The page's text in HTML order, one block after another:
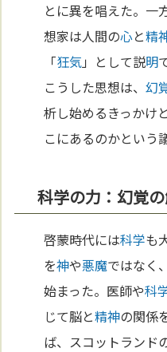
とに異を唱えた。一
想家は人間の心と精
「狂気」として説明
こうした思想は、幻
析し始めるきっかけ
こにあるのかという
科学の力：幻覚
啓蒙時代には科学も
を神や悪魔ではなく、
始まった。医師や科
じて脳と精神の関係
ば、スコットランド